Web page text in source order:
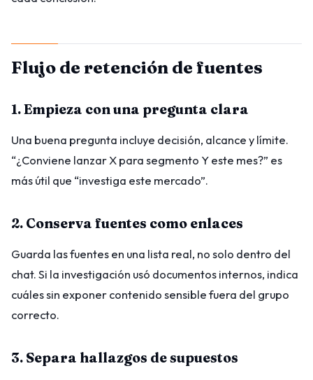
Flujo de retención de fuentes
1. Empieza con una pregunta clara
Una buena pregunta incluye decisión, alcance y límite.
“¿Conviene lanzar X para segmento Y este mes?” es
más útil que “investiga este mercado”.
2. Conserva fuentes como enlaces
Guarda las fuentes en una lista real, no solo dentro del
chat. Si la investigación usó documentos internos, indica
cuáles sin exponer contenido sensible fuera del grupo
correcto.
3. Separa hallazgos de supuestos